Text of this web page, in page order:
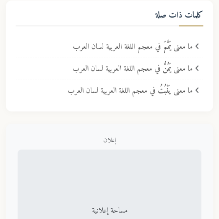
كلمات ذات صلة
ما معنىيَمَّمَ في معجم اللغة العربية لسان العرب
ما معنىيَمُنُّ في معجم اللغة العربية لسان العرب
ما معنى يَنْبُتُ في معجم اللغة العربية لسان العرب
إعلان
مساحة إعلانية